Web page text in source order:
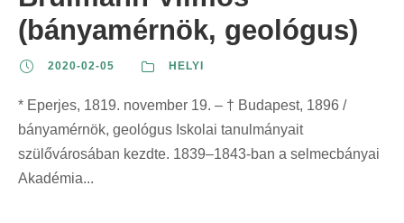
(bányamérnök, geológus)
2020-02-05 HELYI
* Eperjes, 1819. november 19. – † Budapest, 1896 /
bányamérnök, geológus Iskolai tanulmányait
szülővárosában kezdte. 1839–1843-ban a selmecbányai
Akadémia...